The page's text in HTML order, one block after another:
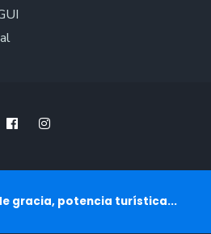
gracia, potencia turística...